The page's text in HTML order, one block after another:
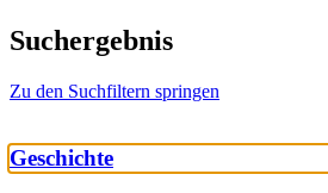
Suchergebnis
Zu den Suchfiltern springen
Geschichte